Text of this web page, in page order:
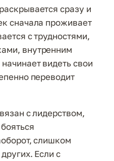
сразу и
сначала проживает
с трудностями,
внутренним
видеть свои
переводит
с лидерством,
слишком
Если с